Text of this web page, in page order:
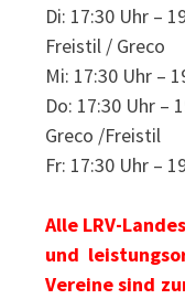
Di: 17:30 Uhr –
Freistil / Greco
Mi: 17:30 Uhr –
Do: 17:30 Uhr –
Greco /Freistil
Fr: 17:30 Uhr –
Alle LRV-
und
Vereine sind